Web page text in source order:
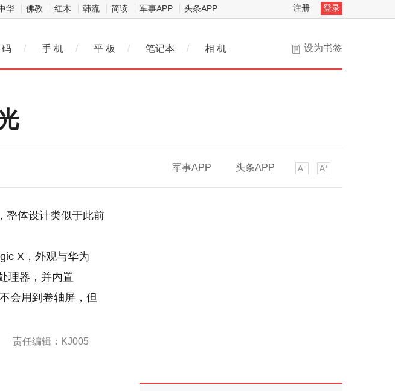
华 佛教 红木 韩流 简读 军事APP 头条APP 注册 登录
设为书签
码 / 手 机 / 平 板 / 笔记本 / 相 机
军事APP 头条APP
整体设计类似于此前
X，外观与华为
理器，并内置
会用到卷轴屏，但
责任编辑：KJ005